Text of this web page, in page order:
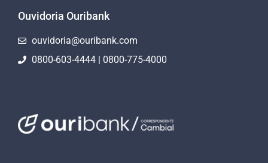
Ouvidoria Ouribank
ouvidoria@ouribank.com
0800-603-4444 | 0800-775-4000